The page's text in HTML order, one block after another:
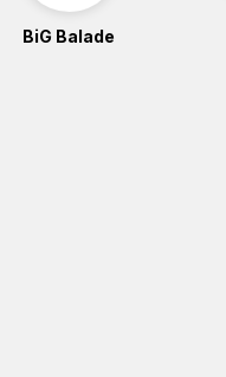
BiG Balade